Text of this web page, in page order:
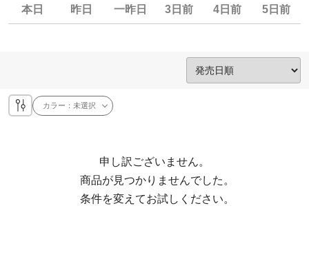
本日 昨日 一昨日 3日前 4日前 5日前
カラー：未選択
申し訳ございません。
  条件を変えてお試しください。